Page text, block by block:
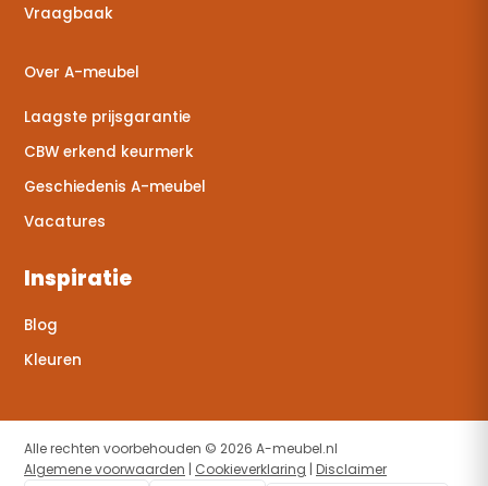
Vraagbaak
Over A-meubel
Laagste prijsgarantie
CBW erkend keurmerk
Geschiedenis A-meubel
Vacatures
Inspiratie
Blog
Kleuren
Alle rechten voorbehouden © 2026 A-meubel.nl
Algemene voorwaarden | Cookieverklaring | Disclaimer